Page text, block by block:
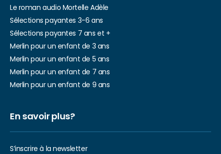
Le roman audio Mortelle Adèle
Sélections payantes 3-6 ans
Sélections payantes 7 ans et +
Merlin pour un enfant de 3 ans
Merlin pour un enfant de 5 ans
Merlin pour un enfant de 7 ans
Merlin pour un enfant de 9 ans
En savoir plus?
S’inscrire à la newsletter